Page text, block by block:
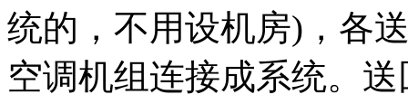
统的，不用设机房)，各
空调机组连接成系统。